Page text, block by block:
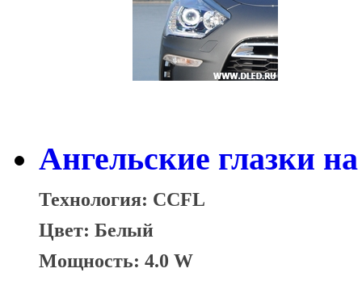
Ангельские глазки
Технология: CCFL
Цвет: Белый
Мощность: 4.0 W